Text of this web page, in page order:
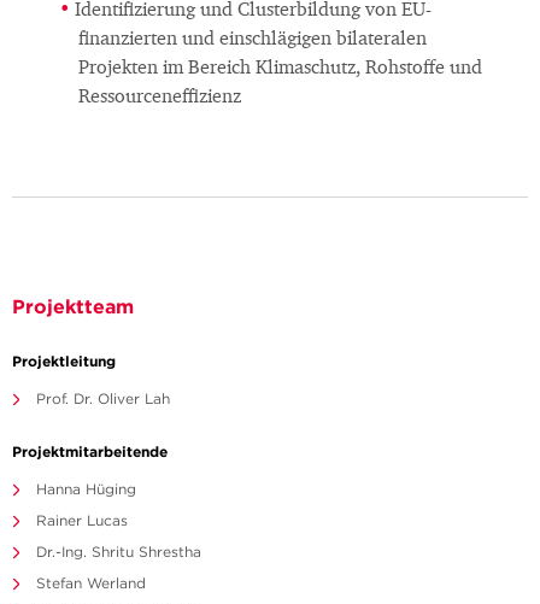
Identifizierung und Clusterbildung von EU-
finanzierten und einschlägigen bilateralen
Projekten im Bereich Klimaschutz, Rohstoffe und
Ressourceneffizienz
Projektteam
Projektleitung
Prof. Dr. Oliver Lah
Projektmitarbeitende
Hanna Hüging
Rainer Lucas
Dr.-Ing. Shritu Shrestha
Stefan Werland